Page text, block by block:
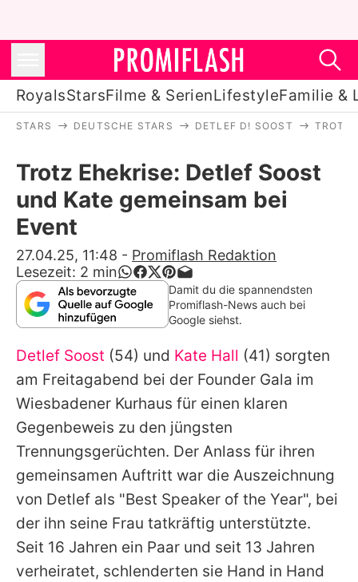
RoyalsStarsFilme & SerienLifestyleFamilie &
Stars
Filme & Serien
Lifestyle
Familie & Liebe
Promiflash Exklusiv
Alle Themen auf Promiflash
Jobs
App runterladen
Team
Redaktionelle Richtlinien
Impressum
Datenschutzerklärung
STARS DEUTSCHE STARS DETLEF D! SOOST TROTZ
Trotz Ehekrise: Detlef Soost
und Kate gemeinsam bei
Event
27.04.25, 11:48 - Promiflash Redaktion
Lesezeit: 2 min
Damit du die spannendsten
Promiflash-News auch bei
Google siehst.
Detlef Soost (54) und Kate Hall (41) sorgten
am Freitagabend bei der Founder Gala im
Wiesbadener Kurhaus für einen klaren
Gegenbeweis zu den jüngsten
Trennungsgerüchten. Der Anlass für ihren
gemeinsamen Auftritt war die Auszeichnung
von Detlef als "Best Speaker of the Year", bei
der ihn seine Frau tatkräftig unterstützte.
Seit 16 Jahren ein Paar und seit 13 Jahren
verheiratet, schlenderten sie Hand in Hand